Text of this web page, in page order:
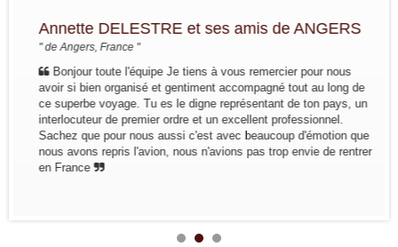
Annette DELESTRE et ses amis de ANGERS
" de Angers, France "
Bonjour toute l'équipe Je tiens à vous remercier pour nous
avoir si bien organisé et gentiment accompagné tout au long de
ce superbe voyage. Tu es le digne représentant de ton pays, un
interlocuteur de premier ordre et un excellent professionnel.
Sachez que pour nous aussi c'est avec beaucoup d'émotion que
nous avons repris l'avion, nous n'avions pas trop envie de rentrer
en France